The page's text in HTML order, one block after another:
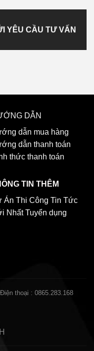
YÊU CẦU TƯ VẤN
DẪN
dẫn mua hàng
dẫn thanh toán
thức thanh toán
TIN THÊM
Án Thi Công Tin Tức
Nhất Tuyển dụng
Điện thoại : 0865.283.168